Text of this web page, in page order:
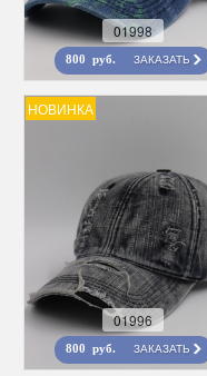
01998
800 руб. ЗАКАЗАТЬ
НОВИНКА
01996
800 руб. ЗАКАЗАТЬ